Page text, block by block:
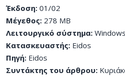
Έκδοση: 01/02
Μέγεθος: 278 MB
Λειτουργικό σύστημα:
Κατασκευαστής: Eidos
Πηγή: Eidos
Συντάκτης του άρθρου: